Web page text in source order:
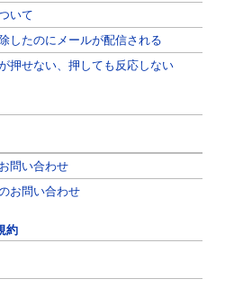
いて
したのにメールが配信される
押せない、押しても反応しない
問い合わせ
お問い合わせ
約